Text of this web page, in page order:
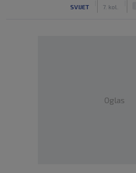
SVIJET 7. kol.
Oglas